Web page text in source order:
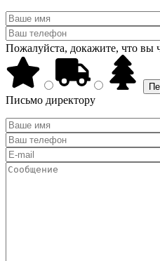
Пожалуйста, докажите, что вы
Письмо директору